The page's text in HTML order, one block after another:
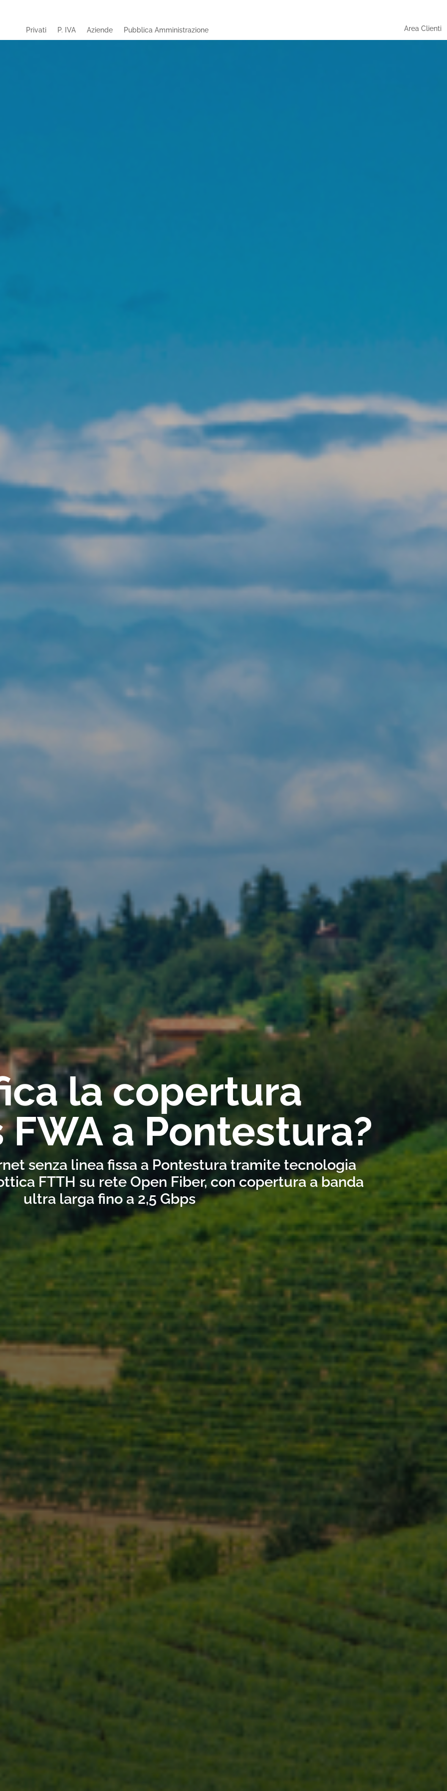
Privati P. IVA Aziende Pubblica Amministrazione Area Clienti
la copertura
a Pontestura?
senza linea fissa a Pontestura tramite tecnologia
FTTH su rete Open Fiber, con copertura a banda
ultra larga fino a 2,5 Gbps